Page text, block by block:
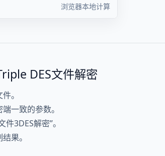
浏览器本地计算
DES文件解密
。
一致的参数。
件3DES解密”。
果。